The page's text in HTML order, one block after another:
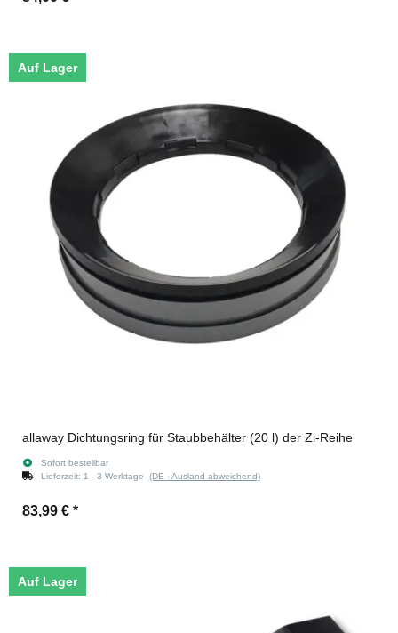
Auf Lager
allaway Dichtungsring für Staubbehälter (20 l) der Zi-Reihe
Sofort bestellbar
Lieferzeit: 1 - 3 Werktage (DE - Ausland abweichend)
83,99 € *
Auf Lager